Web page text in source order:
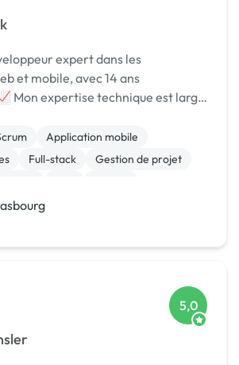
et mobile, avec 14 ans
Je ne suis pas la pour vous
Application mobile
Full-stack
Gestion de projet
5,0